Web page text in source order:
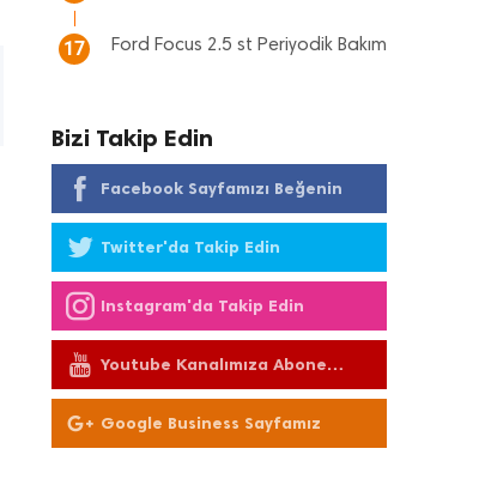
17 Ford Focus 2.5 st Periyodik Bakım
Bizi Takip Edin
Facebook Sayfamızı Beğenin
Twitter'da Takip Edin
Instagram'da Takip Edin
Youtube Kanalımıza Abone
Olun
Google Business Sayfamız